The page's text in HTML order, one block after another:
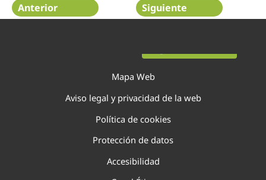
Anterior Siguiente
Mapa Web
Aviso legal y privacidad de la web
Política de cookies
Protección de datos
Accesibilidad